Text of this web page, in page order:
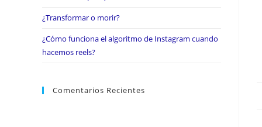
¿Transformar o morir?
¿Cómo funciona el algoritmo de Instagram cuando
hacemos reels?
Comentarios Recientes